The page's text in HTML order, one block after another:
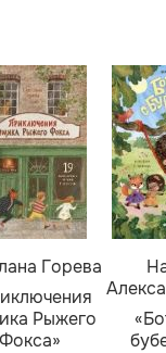
Горева
Рыжего
Фокса»